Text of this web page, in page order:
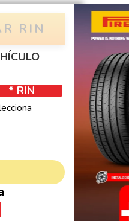
RIN
* RIN